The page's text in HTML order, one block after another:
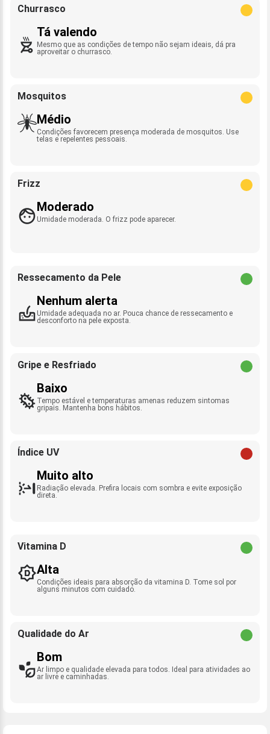
Churrasco
Tá valendo
Mesmo que as condições de tempo não sejam ideais, dá pra
aproveitar o churrasco.
Mosquitos
Médio
Condições favorecem presença moderada de mosquitos. Use
telas e repelentes pessoais.
Frizz
Moderado
Umidade moderada. O frizz pode aparecer.
Ressecamento da Pele
Nenhum alerta
Umidade adequada no ar. Pouca chance de ressecamento e
desconforto na pele exposta.
Gripe e Resfriado
Baixo
Tempo estável e temperaturas amenas reduzem sintomas
gripais. Mantenha bons hábitos.
Índice UV
Muito alto
Radiação elevada. Prefira locais com sombra e evite exposição
direta.
Vitamina D
Alta
Condições ideais para absorção da vitamina D. Tome sol por
alguns minutos com cuidado.
Qualidade do Ar
Bom
Ar limpo e qualidade elevada para todos. Ideal para atividades ao
ar livre e caminhadas.